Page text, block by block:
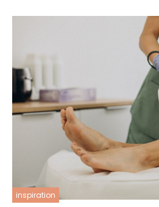
inspiration